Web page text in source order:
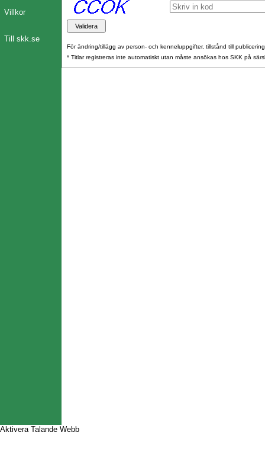
Villkor
Till skk.se
För ändring/tillägg av person- och kenneluppgifter, tillstånd till
* Titlar registreras inte automatiskt utan måste ansökas hos SKK på
Aktivera Talande Webb